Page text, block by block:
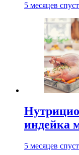
5 месяцев
индейка
5 месяцев